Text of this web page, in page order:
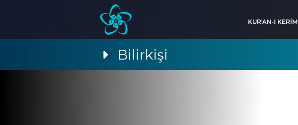
KUR'AN-I KERİM
Bilirkişi